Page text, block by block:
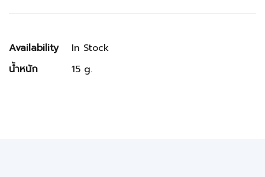
Availability
In Stock
น้ำหนัก
15 g.